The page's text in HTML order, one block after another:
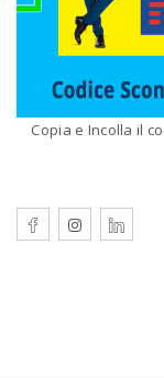
Copia e Incolla il